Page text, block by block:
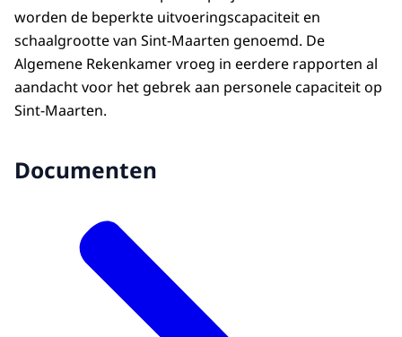
worden de beperkte uitvoeringscapaciteit en
schaalgrootte van Sint-Maarten genoemd. De
Algemene Rekenkamer vroeg in eerdere rapporten al
aandacht voor het gebrek aan personele capaciteit op
Sint-Maarten.
Documenten